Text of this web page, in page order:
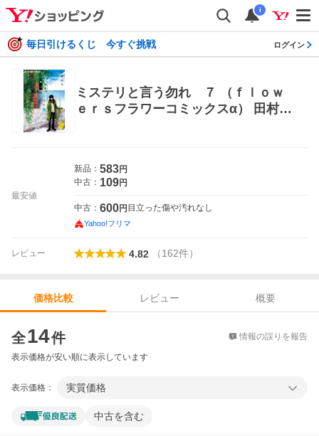
i
毎日引けるくじ 今すぐ挑戦 ログイン
ミステリと言う勿れ ７ （ｆｌｏｗ
ｅｒｓフラワーコミックスα） 田村由
最安値
新品： 583円
中古： 109円
中古： 600円 目立った傷や汚れなし
Yahoo!フリマ
レビュー 4.82 （162件）
価格比較 レビュー
概要
全14件 情報の誤りを報告
表示価格が安い順に表示しています
表示価格： 実質価格
中古を含む